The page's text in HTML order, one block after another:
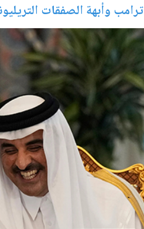
ترامب وأبهة الصفقات